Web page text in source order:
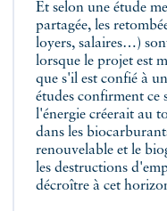
Et selon une étude
partagée, les
loyers, salaires…)
lorsque le projet est
que s'il est confié à
études confirment ce
l'énergie créerait au
dans les
renouvelable et le
les destructions
décroître à cet